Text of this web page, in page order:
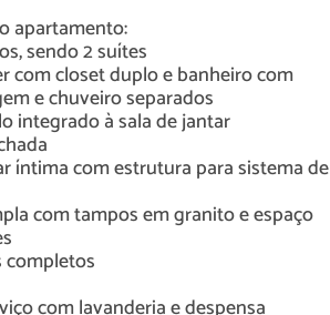
apartamento:
sendo 2 suítes
com closet duplo e banheiro com
e chuveiro separados
integrado à sala de jantar
íntima com estrutura para sistema de
com tampos em granito e espaço
completos
com lavanderia e despensa